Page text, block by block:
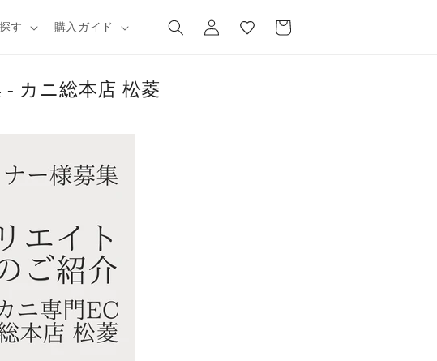
す 購入ガイド
イ
に
ー
カニ総本店 松菱